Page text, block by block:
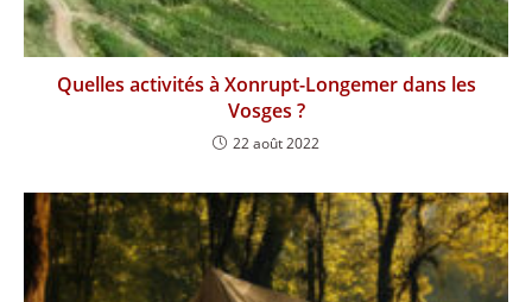
Quelles activités à Xonrupt-Longemer dans les
Vosges ?
22 août 2022